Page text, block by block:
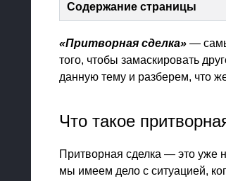
Содержание страницы
«Притворная сделка» —
того, чтобы замаскировать
данную тему и разберем, что
Что такое
Притворная сделка — это уже
мы имеем дело с ситуацией,